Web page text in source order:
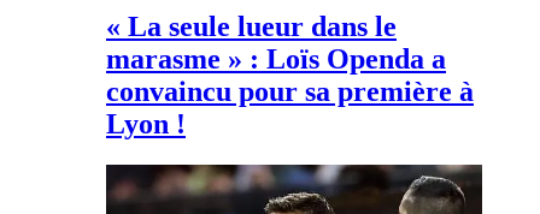
« La seule lueur dans le
marasme » : Loïs Openda a
convaincu pour sa première à
Lyon !